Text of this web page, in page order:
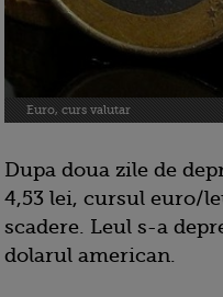
Euro, curs valutar
Dupa doua zile de
4,53 lei, cursul euro/
scadere. Leul s-a
dolarul american.